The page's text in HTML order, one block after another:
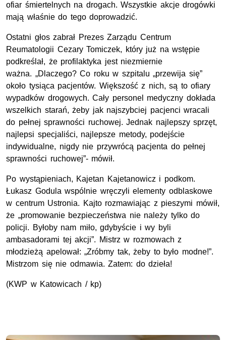
ofiar śmiertelnych na drogach. Wszystkie akcje drogówki
mają właśnie do tego doprowadzić.
Ostatni głos zabrał Prezes Zarządu Centrum
Reumatologii Cezary Tomiczek, który już na wstępie
podkreślał, że profilaktyka jest niezmiernie
ważna. „Dlaczego? Co roku w szpitalu „przewija się”
około tysiąca pacjentów. Większość z nich, są to ofiary
wypadków drogowych. Cały personel medyczny dokłada
wszelkich starań, żeby jak najszybciej pacjenci wracali
do pełnej sprawności ruchowej. Jednak najlepszy sprzęt,
najlepsi specjaliści, najlepsze metody, podejście
indywidualne, nigdy nie przywrócą pacjenta do pełnej
sprawności ruchowej”- mówił.
Po wystąpieniach, Kajetan Kajetanowicz i podkom.
Łukasz Godula wspólnie wręczyli elementy odblaskowe
w centrum Ustronia. Kajto rozmawiając z pieszymi mówił,
że „promowanie bezpieczeństwa nie należy tylko do
policji. Byłoby nam miło, gdybyście i wy byli
ambasadorami tej akcji”. Mistrz w rozmowach z
młodzieżą apelował: „Zróbmy tak, żeby to było modne!”.
Mistrzom się nie odmawia. Zatem: do dzieła!
(KWP w Katowicach / kp)